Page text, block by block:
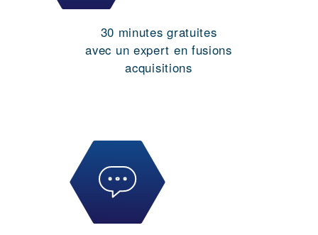
30 minutes gratuites
avec un expert en fusions
acquisitions